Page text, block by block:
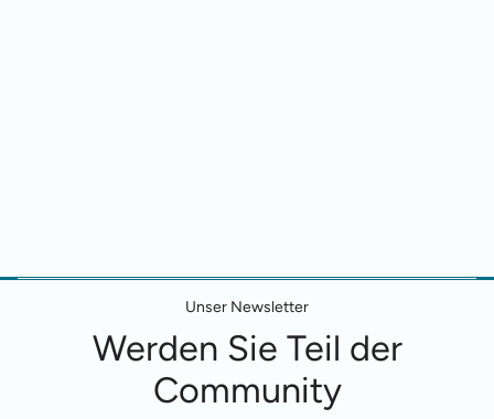
Unser Newsletter
Werden Sie Teil der
Community